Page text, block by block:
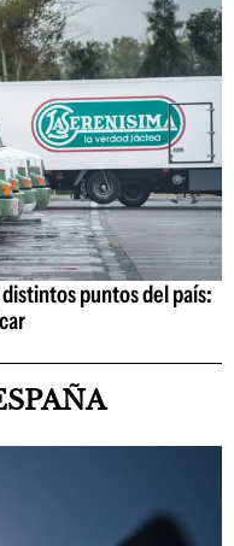
puntos del país: